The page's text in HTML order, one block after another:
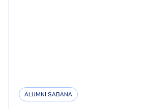
ALUMNI SABANA